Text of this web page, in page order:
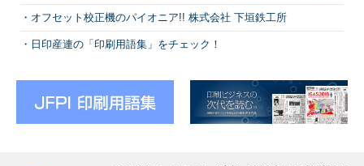
オフセット校正機のパイオニア!! 株式会社 下垣鉄工所
日印産連の「印刷用語集」をチェック！